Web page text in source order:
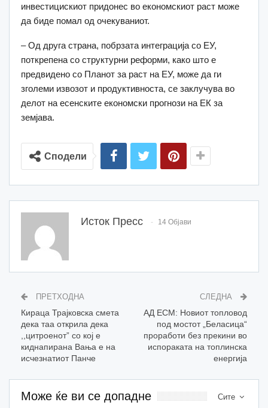
инвестицискиот придонес во економскиот раст може
да биде помал од очекуваниот.
– Од друга страна, побрзата интеграција со ЕУ,
поткрепена со структурни реформи, како што е
предвидено со Планот за раст на ЕУ, може да ги
зголеми извозот и продуктивноста, се заклучува во
делот на есенските економски прогнози на ЕК за
земјава.
Сподели
Исток Пресс 14 Објави
ПРЕТХОДНА
Кираца Трајковска смета
дека таа открила дека
,,цитроенот” со кој е
киднапирана Вања е на
исчезнатиот Панче
СЛЕДНА
АД ЕСМ: Новиот топловод
под мостот „Беласица“
проработи без прекини во
испораката на топлинска
енергија
Сите
Може ќе ви се допадне